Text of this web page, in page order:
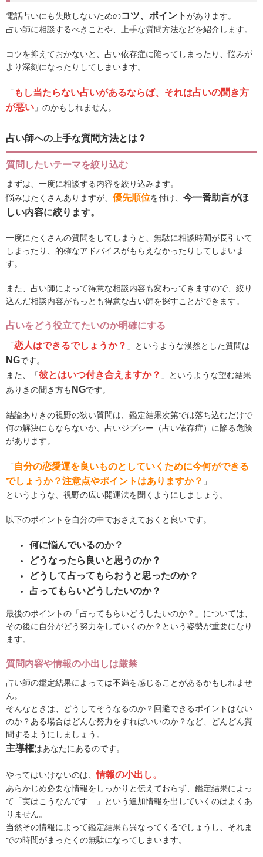
電話占いにも失敗しないためのコツ、ポイントがあります。
占い師に相談するべきことや、上手な質問方法などを紹介します。
コツを抑えておかないと、占い依存症に陥ってしまったり、悩みが
より深刻になったりしてしまいます。
「 もし当たらない占いがあるならば、それは占いの聞き方
が悪い 」のかもしれません。
占い師への上手な質問方法とは？
質問したいテーマを絞り込む
まずは、一度に相談する内容を絞り込みます。
悩みはたくさんありますが、 優先順位を付け、 今一番助言がほ
しい内容に絞ります。
一度にたくさんの質問をしてしまうと、無駄に相談時間が長引いて
しまったり、的確なアドバイスがもらえなかったりしてしまいま
す。
また、占い師によって得意な相談内容も変わってきますので、絞り
込んだ相談内容がもっとも得意な占い師を探すことができます。
占いをどう役立てたいのか明確にする
「恋人はできるでしょうか？ 」というような漠然とした質問は
NGです。
また、「彼とはいつ付き合えますか？ 」というような望む結果
ありきの聞き方も NGです。
結論ありきの視野の狭い質問は、鑑定結果次第では落ち込むだけで
何の解決にもならないか、占いジプシー（占い依存症）に陥る危険
があります。
「 自分の恋愛運を良いものとしていくために今何ができる
でしょうか？注意点やポイントはありますか？ 」
というような、視野の広い開運法を聞くようにしましょう。
以下のポイントを自分の中でおさえておくと良いです。
何に悩んでいるのか？
どうなったら良いと思うのか？
どうして占ってもらおうと思ったのか？
占ってもらいどうしたいのか？
最後のポイントの「占ってもらいどうしたいのか？」については、
その後に自分がどう努力をしていくのか？という姿勢が重要になり
ます。
質問内容や情報の小出しは厳禁
占い師の鑑定結果によっては不満を感じることがあるかもしれませ
ん。
そんなときは、どうしてそうなるのか？回避できるポイントはない
のか？ある場合はどんな努力をすればいいのか？など、どんどん質
問するようにしましょう。
主導権はあなたにあるのです。
やってはいけないのは、情報の小出し。
あらかじめ必要な情報をしっかりと伝えておらず、鑑定結果によっ
て「実はこうなんです…」という追加情報を出していくのはよくあ
りません。
当然その情報によって鑑定結果も異なってくるでしょうし、それま
での時間がまったくの無駄になってしまいます。